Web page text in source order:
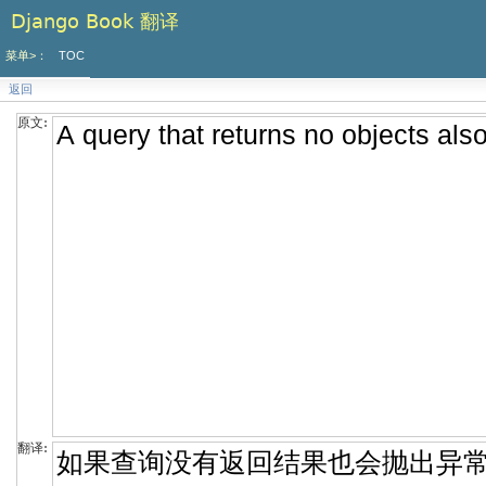
Django Book 翻译
菜单>： TOC
返回
原文:
翻译: